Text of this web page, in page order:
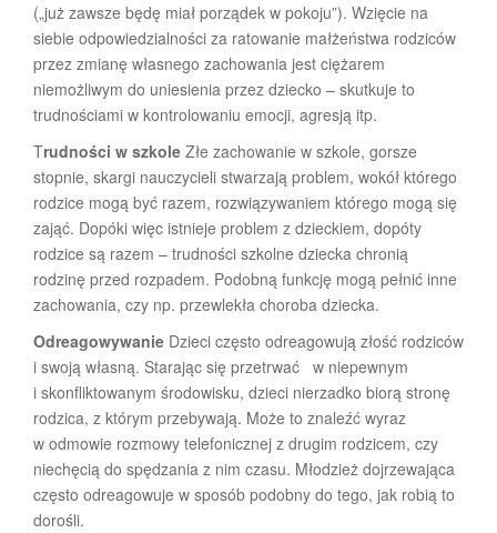
(„już zawsze będę miał porządek w pokoju”). Wzięcie na
siebie odpowiedzialności za ratowanie małżeństwa rodziców
przez zmianę własnego zachowania jest ciężarem
niemożliwym do uniesienia przez dziecko – skutkuje to
trudnościami w kontrolowaniu emocji, agresją itp.
Trudności w szkole Złe zachowanie w szkole, gorsze
stopnie, skargi nauczycieli stwarzają problem, wokół którego
rodzice mogą być razem, rozwiązywaniem którego mogą się
zająć. Dopóki więc istnieje problem z dzieckiem, dopóty
rodzice są razem – trudności szkolne dziecka chronią
rodzinę przed rozpadem. Podobną funkcję mogą pełnić inne
zachowania, czy np. przewlekła choroba dziecka.
Odreagowywanie Dzieci często odreagowują złość rodziców
i swoją własną. Starając się przetrwać w niepewnym
i skonfliktowanym środowisku, dzieci nierzadko biorą stronę
rodzica, z którym przebywają. Może to znaleźć wyraz
w odmowie rozmowy telefonicznej z drugim rodzicem, czy
niechęcią do spędzania z nim czasu. Młodzież dojrzewająca
często odreagowuje w sposób podobny do tego, jak robią to
dorośli.